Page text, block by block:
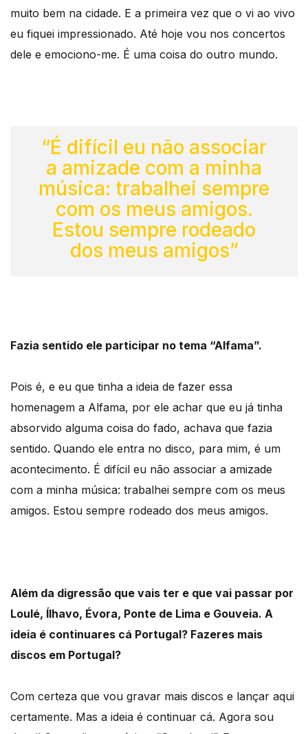
muito bem na cidade. E a primeira vez que o vi ao vivo
eu fiquei impressionado. Até hoje vou nos concertos
dele e emociono-me. É uma coisa do outro mundo.
“É difícil eu não associar
a amizade com a minha
música: trabalhei sempre
com os meus amigos.
Estou sempre rodeado
dos meus amigos”
Fazia sentido ele participar no tema “Alfama”.
Pois é, e eu que tinha a ideia de fazer essa
homenagem a Alfama, por ele achar que eu já tinha
absorvido alguma coisa do fado, achava que fazia
sentido. Quando ele entra no disco, para mim, é um
acontecimento. É difícil eu não associar a amizade
com a minha música: trabalhei sempre com os meus
amigos. Estou sempre rodeado dos meus amigos.
Além da digressão que vais ter e que vai passar por
Loulé, Ílhavo, Évora, Ponte de Lima e Gouveia. A
ideia é continuares cá Portugal? Fazeres mais
discos em Portugal?
Com certeza que vou gravar mais discos e lançar aqui
certamente. Mas a ideia é continuar cá. Agora sou